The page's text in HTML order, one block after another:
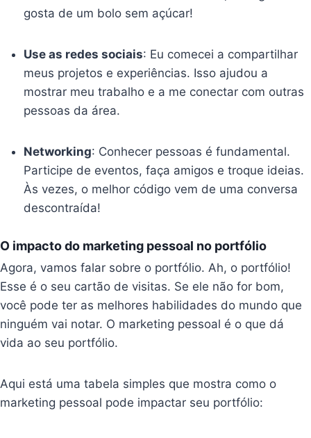
gosta de um bolo sem açúcar!
Use as redes sociais: Eu comecei a compartilhar
meus projetos e experiências. Isso ajudou a
mostrar meu trabalho e a me conectar com outras
pessoas da área.
Networking: Conhecer pessoas é fundamental.
Participe de eventos, faça amigos e troque ideias.
Às vezes, o melhor código vem de uma conversa
descontraída!
O impacto do marketing pessoal no portfólio
Agora, vamos falar sobre o portfólio. Ah, o portfólio!
Esse é o seu cartão de visitas. Se ele não for bom,
você pode ter as melhores habilidades do mundo que
ninguém vai notar. O marketing pessoal é o que dá
vida ao seu portfólio.
Aqui está uma tabela simples que mostra como o
marketing pessoal pode impactar seu portfólio: